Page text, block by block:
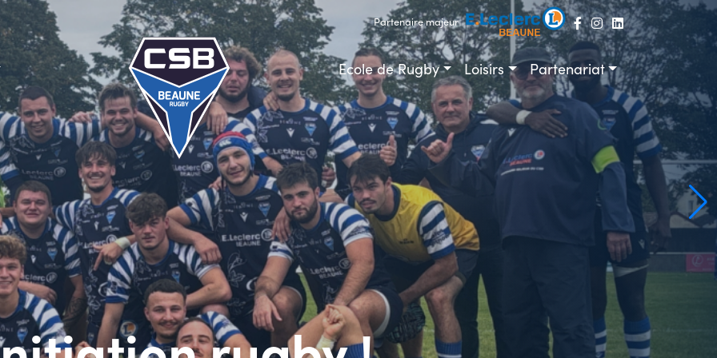
Partenaire majeur
Ecole de Rugby Loisirs Partenariat